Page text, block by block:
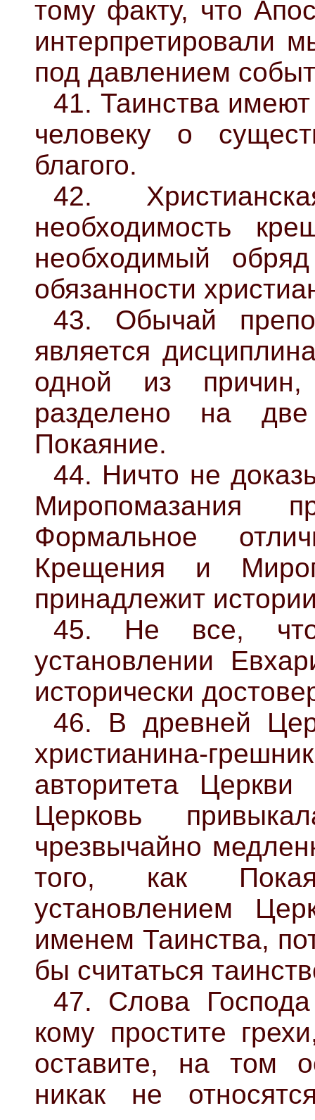
тому факту, что
интерпретировали
под давлением
41. Таинства
человеку о
благого.
42.
необходимость
необходимый
обязанности
43. Обычай
является
одной из
разделено на
Покаяние.
44. Ничто не
Миропомазания
Формальное
Крещения и
принадлежит
45. Не все,
установлении
исторически
46. В древней
христианина-
авторитета
Церковь
чрезвычайно
того, как
установлением
именем Таинства,
бы считаться
47. Слова
кому простите
оставите, на том
никак не